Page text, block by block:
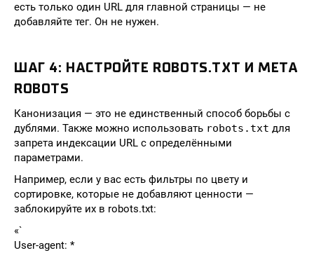
есть только один URL для главной страницы — не
добавляйте тег. Он не нужен.
ШАГ 4: НАСТРОЙТЕ ROBOTS.TXT И META
ROBOTS
Канонизация — это не единственный способ борьбы с
дублями. Также можно использовать robots.txt для
запрета индексации URL с определёнными
параметрами.
Например, если у вас есть фильтры по цвету и
сортировке, которые не добавляют ценности —
заблокируйте их в robots.txt:
«`
User-agent: *